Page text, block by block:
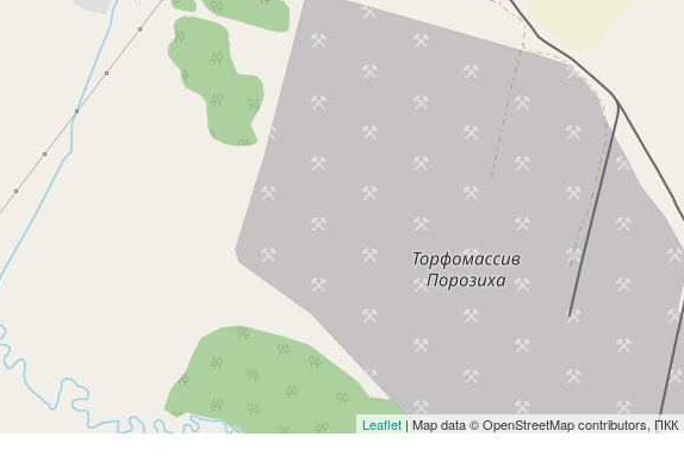
Leaflet | Map data © OpenStreetMap contributors, ПКК